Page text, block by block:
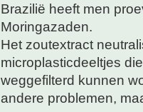
Brazilië heeft men
Moringazaden.
Het zoutextract
microplasticdeeltjes
weggefilterd kunnen
andere problemen,